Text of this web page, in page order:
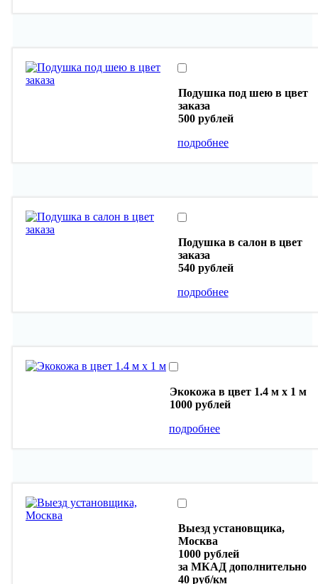
Подушка под шею в цвет
заказа
500 рублей
подробнее
Подушка в салон в цвет
заказа
540 рублей
подробнее
Экокожа в цвет 1.4 м х 1 м
1000 рублей
подробнее
Выезд установщика,
Москва
1000 рублей
за МКАД дополнительно
40 руб/км